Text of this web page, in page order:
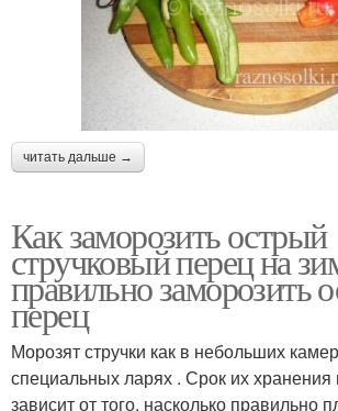
читать дальше →
Как заморозить острый
стручковый перец на
правильно заморозить
перец
Морозят стручки как в небольших
специальных ларях . Срок их хранения
зависит от того, насколько правильно